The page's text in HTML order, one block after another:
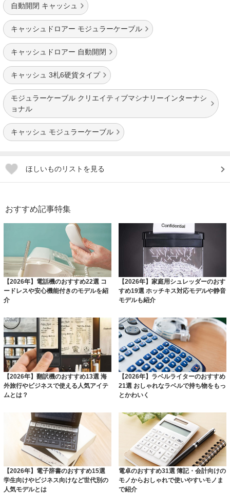
自動開閉 キャッシュ
キャッシュドロアー モジュラーケーブル
キャッシュドロアー 自動開閉
キャッシュ 3札6硬貨タイプ
モジュラーケーブル クリエイティブマシナリーインターナシ
ョナル
キャッシュ モジュラーケーブル
ほしいものリストを見る
おすすめ記事特集
【2026年】電話機のおすすめ22選 コ
ードレスや安心機能付きのモデルを紹
介
【2026年】家庭用シュレッダーのおす
すめ19選 ホッチキス対応モデルや静音
モデルも紹介
【2026年】翻訳機のおすすめ13選 海
外旅行やビジネスで使える人気アイテ
ムとは？
【2026年】ラベルライターのおすすめ
21選 おしゃれなラベルで持ち物をもっ
とかわいく
【2026年】電子辞書のおすすめ15選
学生向けやビジネス向けなど世代別の
人気モデルとは
電卓のおすすめ31選 簿記・会計向けの
モノからおしゃれで使いやすいモノま
で紹介